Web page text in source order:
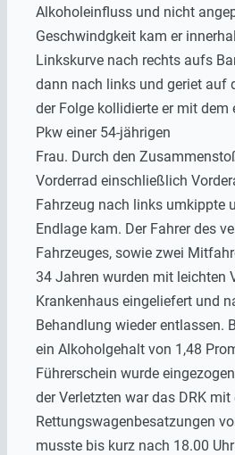
Alkoholeinfluss und nicht
Geschwindgkeit kam er
Linkskurve nach rechts aufs
dann nach links und geriet auf
der Folge kollidierte er mit dem
Pkw einer 54-jährigen
Frau. Durch den
Vorderrad einschließlich
Fahrzeug nach links umkippte
Endlage kam. Der Fahrer des
Fahrzeuges, sowie zwei
34 Jahren wurden mit leichten
Krankenhaus eingeliefert und
Behandlung wieder entlassen.
ein Alkoholgehalt von 1,48
Führerschein wurde
der Verletzten war das DRK
Rettungswagenbesatzungen
musste bis kurz nach 18.00